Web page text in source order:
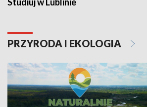
Studiuj w Lublinie
PRZYRODA I EKOLOGIA